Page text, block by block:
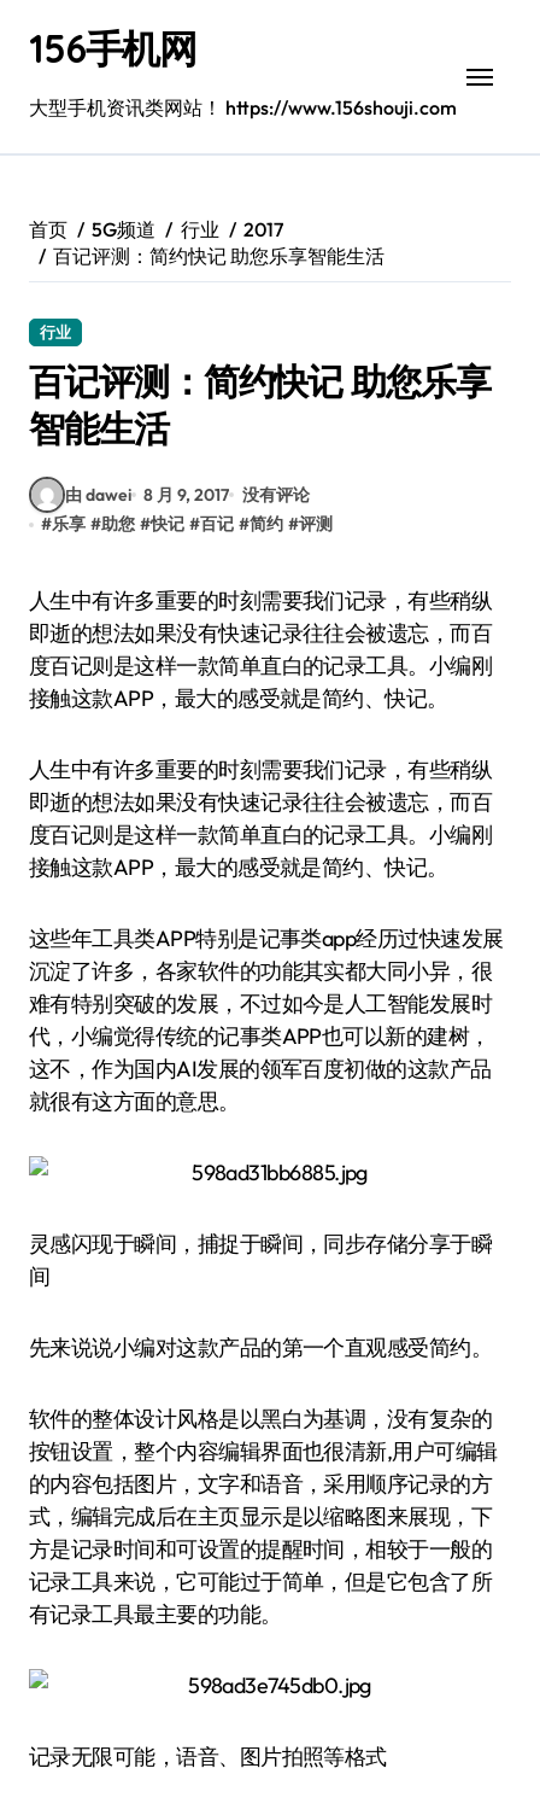
156手机网
大型手机资讯类网站！ https://www.156shouji.com
首页 5G频道 行业
2017
百记评测：简约快记 助您乐享智能生活
行业
百记评测：简约快记 助您乐享
智能生活
由 dawei 8 月 9, 2017 没有评论
#乐享 #助您 #快记 #百记 #简约 #评测
人生中有许多重要的时刻需要我们记录，有些稍纵
即逝的想法如果没有快速记录往往会被遗忘，而百
度百记则是这样一款简单直白的记录工具。小编刚
接触这款APP，最大的感受就是简约、快记。
人生中有许多重要的时刻需要我们记录，有些稍纵
即逝的想法如果没有快速记录往往会被遗忘，而百
度百记则是这样一款简单直白的记录工具。小编刚
接触这款APP，最大的感受就是简约、快记。
这些年工具类APP特别是记事类app经历过快速发展
沉淀了许多，各家软件的功能其实都大同小异，很
难有特别突破的发展，不过如今是人工智能发展时
代，小编觉得传统的记事类APP也可以新的建树，
这不，作为国内AI发展的领军百度初做的这款产品
就很有这方面的意思。
灵感闪现于瞬间，捕捉于瞬间，同步存储分享于瞬
间
先来说说小编对这款产品的第一个直观感受简约。
软件的整体设计风格是以黑白为基调，没有复杂的
按钮设置，整个内容编辑界面也很清新,用户可编辑
的内容包括图片，文字和语音，采用顺序记录的方
式，编辑完成后在主页显示是以缩略图来展现，下
方是记录时间和可设置的提醒时间，相较于一般的
记录工具来说，它可能过于简单，但是它包含了所
有记录工具最主要的功能。
记录无限可能，语音、图片拍照等格式